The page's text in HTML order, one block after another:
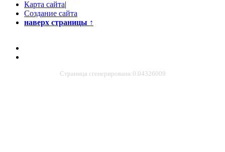
Карта сайта|
Создание сайта
наверх страницы ↑
Страница сгенерирована:0.04326009